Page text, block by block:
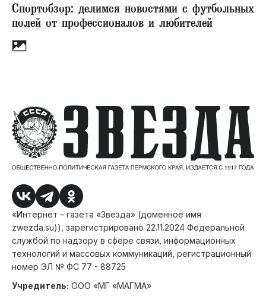
Спортобзор: делимся новостями с футбольных
полей от профессионалов и любителей
«Интернет – газета «Звезда» (доменное имя
zwezda.su)), зарегистрировано 22.11.2024 Федеральной
службой по надзору в сфере связи, информационных
технологий и массовых коммуникаций, регистрационный
номер ЭЛ № ФС 77 - 88725
Учредитель: ООО «МГ «МАГМА»